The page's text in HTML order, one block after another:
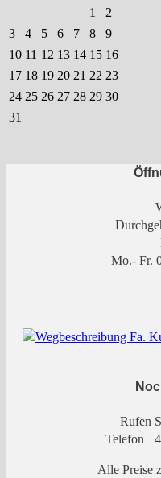
1
2
3
4 5 6 7 8
9
10 11 12 13 14 15 16
17 18 19 20 21 22 23
24 25 26 27 28 29 30
31
Mo.- Fr.
Rufen
Telefon
Alle Preise